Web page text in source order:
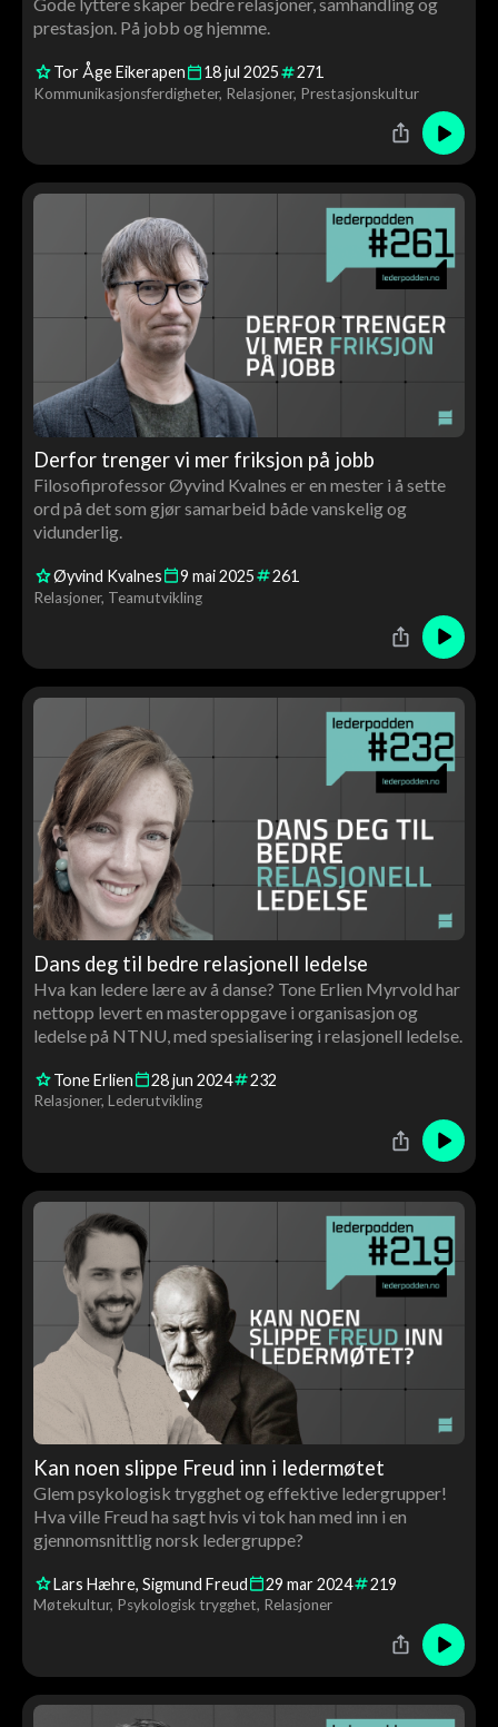
Gode lyttere skaper bedre relasjoner, samhandling og
prestasjon. På jobb og hjemme.
Tor Åge Eikerapen 18jul 2025 271
Kommunikasjonsferdigheter Relasjoner Prestasjonskultur
Derfor trenger vi mer friksjon på jobb
Filosofiprofessor Øyvind Kvalnes er en mester i å sette
ord på det som gjør samarbeid både vanskelig og
vidunderlig.
Øyvind Kvalnes 9 mai2025 261
Relasjoner Teamutvikling
Dans deg til bedre relasjonell ledelse
Hva kan ledere lære av å danse? Tone Erlien Myrvold har
nettopp levert en masteroppgave i organisasjon og
ledelse på NTNU, med spesialisering i relasjonell ledelse.
Tone Erlien 28jun 2024 232
Relasjoner Lederutvikling
Kan noen slippe Freud inn i ledermøtet
Glem psykologisk trygghet og effektive ledergrupper!
Hva ville Freud ha sagt hvis vi tok han med inn i en
gjennomsnittlig norsk ledergruppe?
Lars Hæhre Sigmund Freud 29 mar2024 219
Møtekultur Psykologisk trygghet Relasjoner